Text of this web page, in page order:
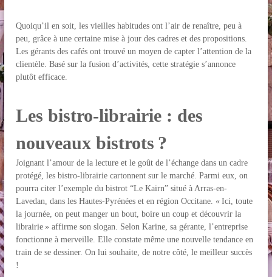
Quoiqu’il en soit, les vieilles habitudes ont l’air de renaître, peu à
peu, grâce à une certaine mise à jour des cadres et des propositions.
Les gérants des cafés ont trouvé un moyen de capter l’attention de la
clientèle. Basé sur la fusion d’activités, cette stratégie s’annonce
plutôt efficace.
Les bistro-librairie : des
nouveaux bistrots ?
Joignant l’amour de la lecture et le goût de l’échange dans un cadre
protégé, les bistro-librairie cartonnent sur le marché. Parmi eux, on
pourra citer l’exemple du bistrot “Le Kairn” situé à Arras-en-
Lavedan, dans les Hautes-Pyrénées et en région Occitane. « Ici, toute
la journée, on peut manger un bout, boire un coup et découvrir la
librairie » affirme son slogan. Selon Karine, sa gérante, l’entreprise
fonctionne à merveille. Elle constate même une nouvelle tendance en
train de se dessiner. On lui souhaite, de notre côté, le meilleur succès
!